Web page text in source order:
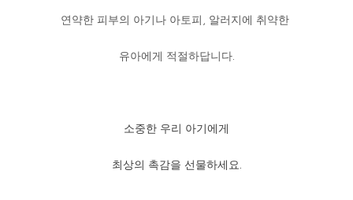
연약한 피부의 아기나 아토피, 알러지에 취약한
유아에게 적절하답니다.
소중한 우리 아기에게
최상의 촉감을 선물하세요.